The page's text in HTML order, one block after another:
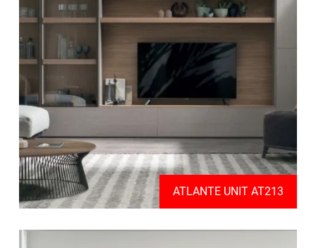
ATLANTE UNIT AT213